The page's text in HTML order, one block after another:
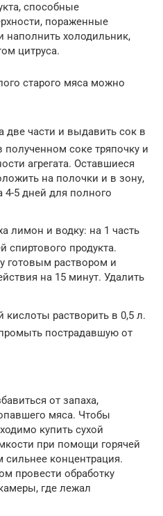
способные
пораженные
наполнить холодильник,
цитруса.
старого мяса можно
две части и выдавить сок в
соке тряпочку и
агрегата. Оставшиеся
на полочки и в зону,
4-5 дней для полного
лимон и водку: на 1 часть
спиртового продукта.
готовым раствором и
на 15 минут. Удалить
растворить в 0,5 л.
пострадавшую от
от запаха,
мяса. Чтобы
купить сухой
при помощи горячей
концентрация.
провести обработку
где лежал